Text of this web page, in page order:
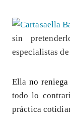
sin
especialistas
Ella no
todo lo
práctica